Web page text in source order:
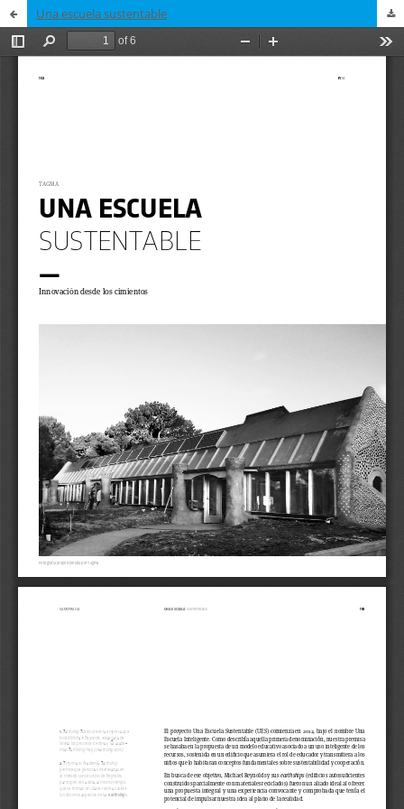
Una escuela sustentable